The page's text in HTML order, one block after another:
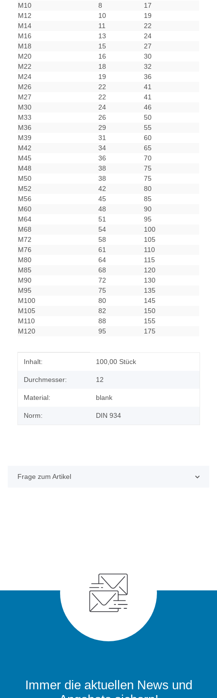
M10
8
17
M12
10
19
M14
11
22
M16
13
24
M18
15
27
M20
16
30
M22
18
32
M24
19
36
M26
22
41
M27
22
41
M30
24
46
M33
26
50
M36
29
55
M39
31
60
M42
34
65
M45
36
70
M48
38
75
M50
38
75
M52
42
80
M56
45
85
M60
48
90
M64
51
95
M68
54
100
M72
58
105
M76
61
110
M80
64
115
M85
68
120
M90
72
130
M95
75
135
M100
80
145
M105
82
150
M110
88
155
M120
95 175
Produkteigenschaft
Wert
Inhalt: 100,00 Stück
Durchmesser: 12
Material: blank
Norm: DIN 934
Frage zum Artikel
Immer die aktuellen News und